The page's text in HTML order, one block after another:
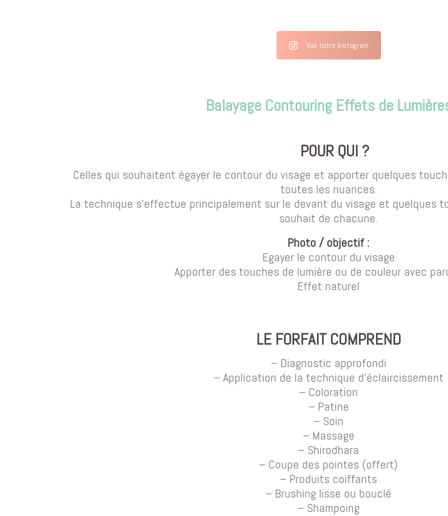
Voir notre Instagram
Balayage Contouring Effets de
POUR QUI ?
Celles qui souhaitent égayer le contour du visage et apporter quelques
toutes les nuances.
La technique s’effectue principalement sur le devant du visage et quelques
souhait de chacune.
Photo / objectif :
Egayer le contour du visage
Apporter des touches de lumière ou de couleur avec
Effet naturel
LE FORFAIT COMPREND
– Diagnostic approfondi
– Application de la technique d’éclaircissement
– Coloration
– Patine
– Soin
– Massage
– Shirodhara
– Coupe des pointes (offert)
– Produits coiffants
– Brushing lisse ou bouclé
– Shampoing